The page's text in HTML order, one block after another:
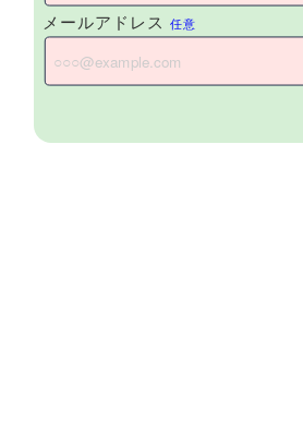
メールアドレス 任意